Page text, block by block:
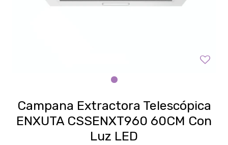
Campana Extractora Telescópica
ENXUTA CSSENXT960 60CM Con
Luz LED